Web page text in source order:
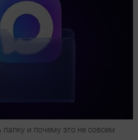
и почему это не совсем